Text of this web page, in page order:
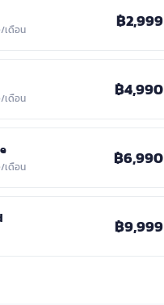
เดือน ฿2,999
เดือน ฿4,990
เดือน ฿6,990
฿9,999